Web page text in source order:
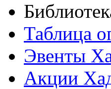
Таблица
Эвенты
Акции